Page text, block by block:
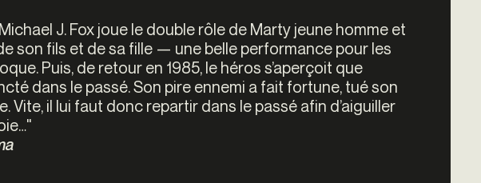
J. Fox joue le double rôle de ­Marty jeune homme et
son fils et de sa fille — une belle performance pour les
Puis, de retour en 1985, le héros s’aperçoit que
dans le passé. Son pire ennemi a fait fortune, tué son
Vite, il lui faut donc repartir dans le passé afin d’aiguiller